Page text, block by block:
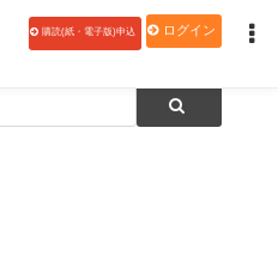
購読(紙・電子版)申込 ログイン